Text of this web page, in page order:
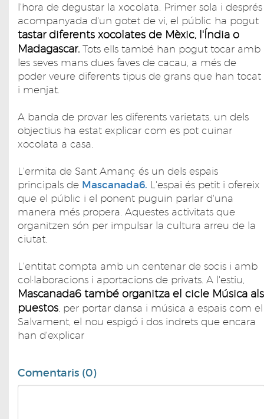
l'hora de degustar la xocolata. Primer sola i després
acompanyada d'un gotet de vi, el públic ha pogut
tastar diferents xocolates de Mèxic, l'Índia o
Madagascar. Tots ells també han pogut tocar amb
les seves mans dues faves de cacau, a més de
poder veure diferents tipus de grans que han tocat
i menjat.
A banda de provar les diferents varietats, un dels
objectius ha estat explicar com es pot cuinar
xocolata a casa.
L'ermita de Sant Amanç és un dels espais
principals de Mascanada6. L'espai és petit i ofereix
que el públic i el ponent puguin parlar d'una
manera més propera. Aquestes activitats que
organitzen són per impulsar la cultura arreu de la
ciutat.
L'entitat compta amb un centenar de socis i amb
col·laboracions i aportacions de privats. A l'estiu,
Mascanada6 també organitza el cicle Música als
puestos , per portar dansa i música a espais com el
Salvament, el nou espigó i dos indrets que encara
han d'explicar
Comentaris (0)